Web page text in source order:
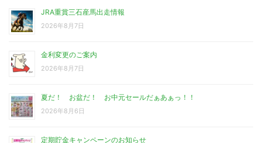
JRA重賞三石産馬出走情報
2026年8月7日
金利変更のご案内
2026年8月7日
夏だ！ お盆だ！ お中元セールだぁあぁっ！！
2026年8月6日
定期貯金キャンペーンのお知らせ